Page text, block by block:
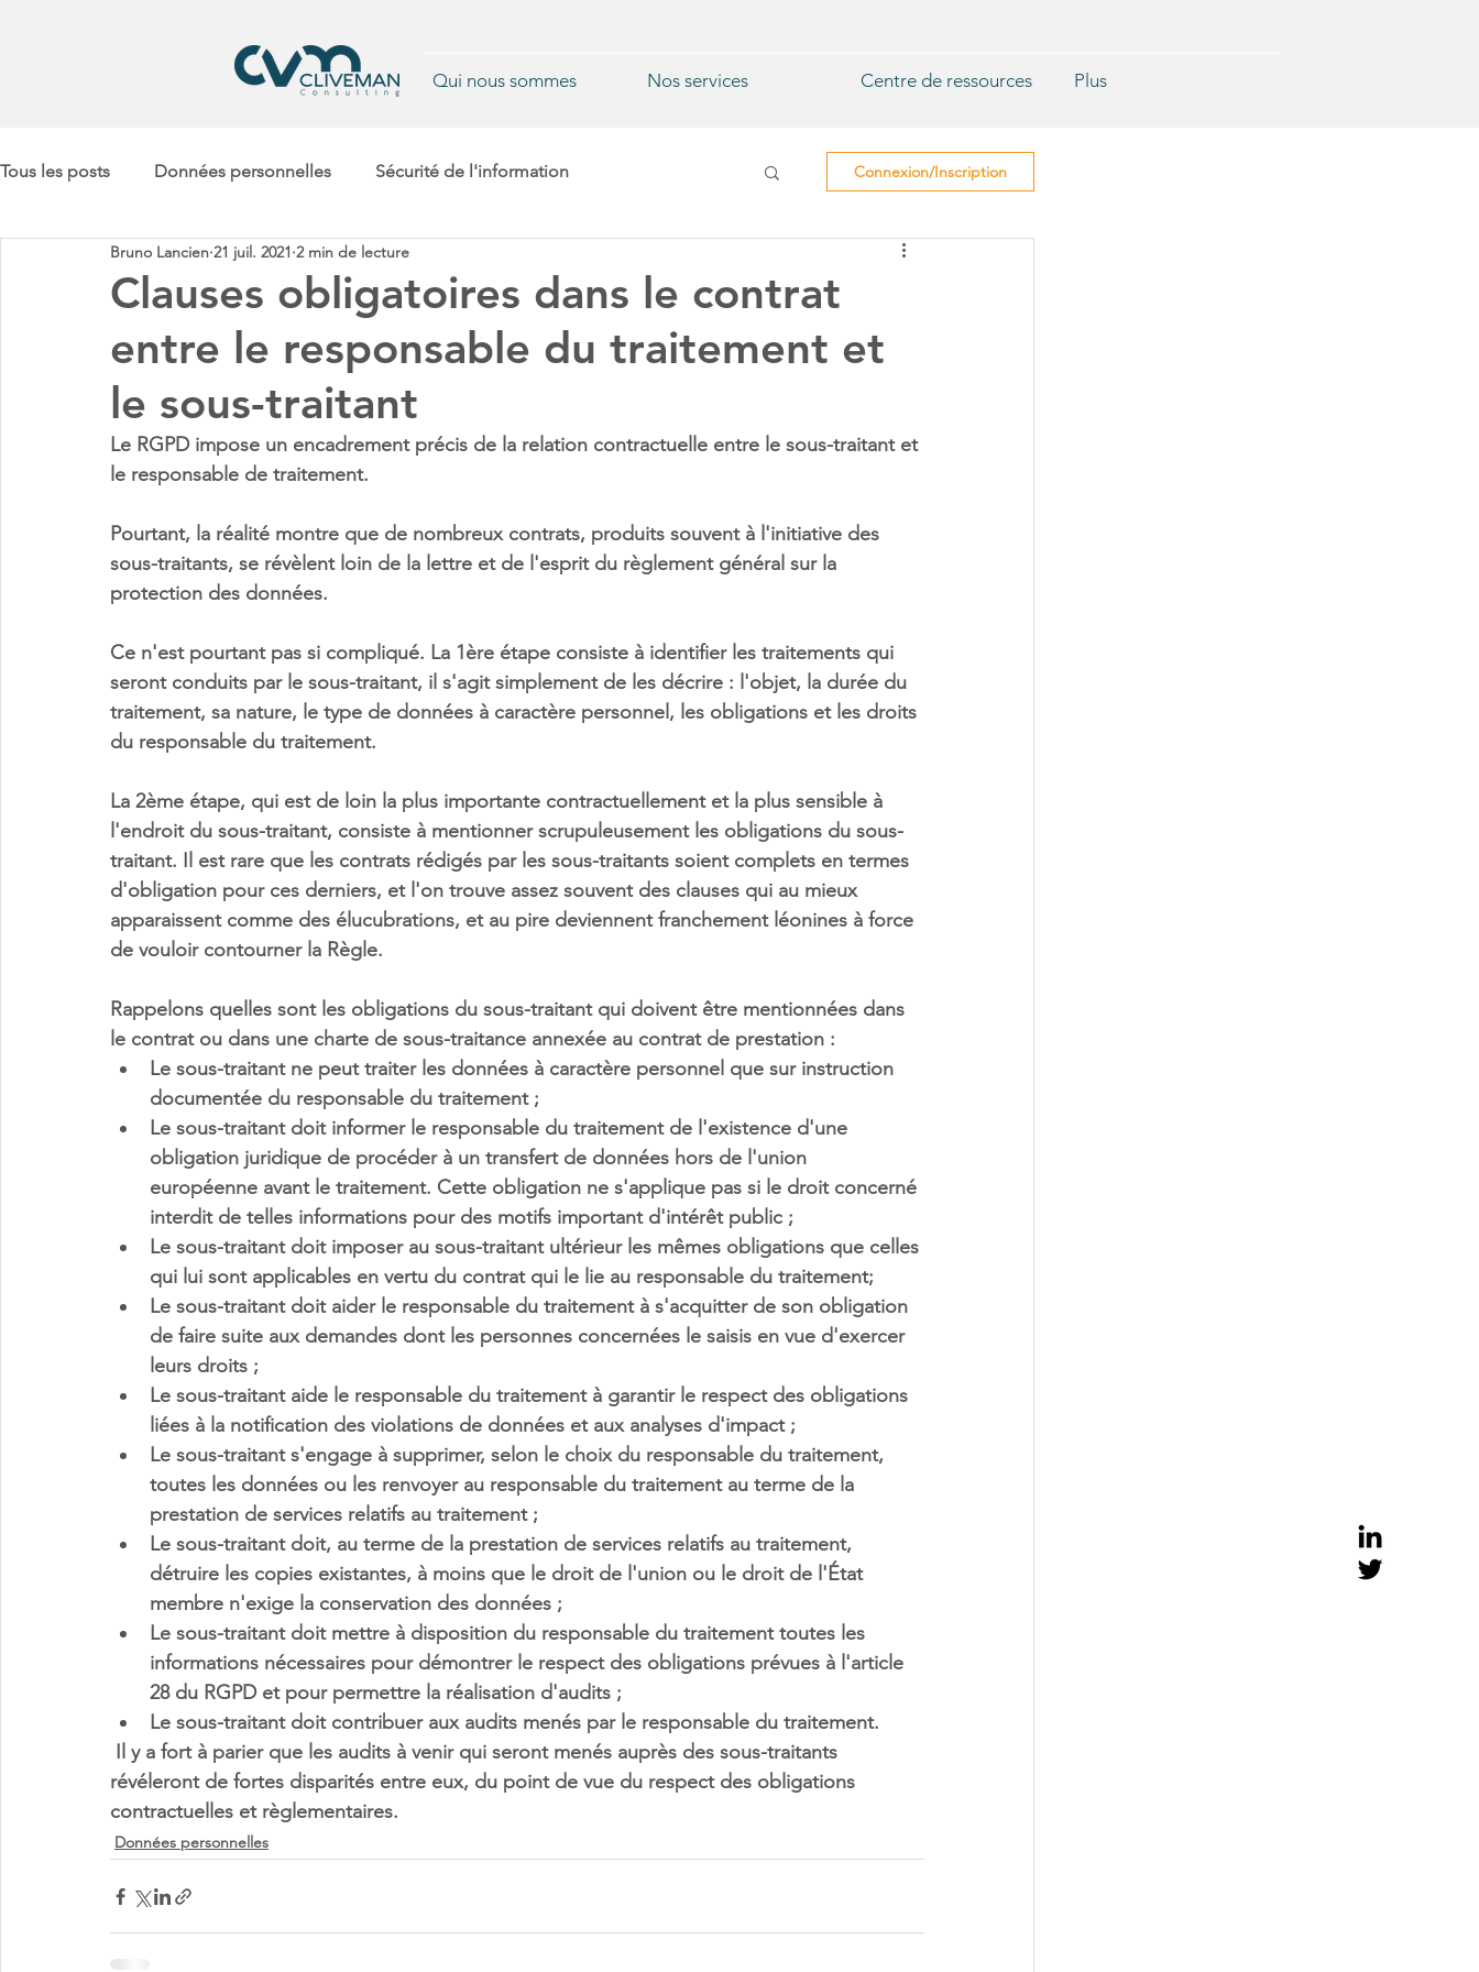
Qui nous sommes Nos services Centre de ressources Plus
Retour
Tous les posts Données personnelles Sécurité de l'information
Gestion de projets complexes cyberharcèlement
Conformité
Connexion/Inscription
Clauses obligatoires dans le contrat
entre le responsable du traitement et
le sous-traitant
Bruno Lancien 21 juil. 2021 2 min de lecture
Le RGPD impose un encadrement précis de la relation contractuelle entre le sous-traitant et
le responsable de traitement.
Pourtant, la réalité montre que de nombreux contrats, produits souvent à l'initiative des
sous-traitants, se révèlent loin de la lettre et de l'esprit du règlement général sur la
protection des données.
Ce n'est pourtant pas si compliqué. La 1ère étape consiste à identifier les traitements qui
seront conduits par le sous-traitant, il s'agit simplement de les décrire : l'objet, la durée du
traitement, sa nature, le type de données à caractère personnel, les obligations et les droits
du responsable du traitement.
La 2ème étape, qui est de loin la plus importante contractuellement et la plus sensible à
l'endroit du sous-traitant, consiste à mentionner scrupuleusement les obligations du sous-
traitant. Il est rare que les contrats rédigés par les sous-traitants soient complets en termes
d'obligation pour ces derniers, et l'on trouve assez souvent des clauses qui au mieux
apparaissent comme des élucubrations, et au pire deviennent franchement léonines à force
de vouloir contourner la Règle.
Rappelons quelles sont les obligations du sous-traitant qui doivent être mentionnées dans
le contrat ou dans une charte de sous-traitance annexée au contrat de prestation :
Le sous-traitant ne peut traiter les données à caractère personnel que sur instruction
documentée du responsable du traitement ;
Le sous-traitant doit informer le responsable du traitement de l'existence d'une
obligation juridique de procéder à un transfert de données hors de l'union
européenne avant le traitement. Cette obligation ne s'applique pas si le droit concerné
interdit de telles informations pour des motifs important d'intérêt public ;
Le sous-traitant doit imposer au sous-traitant ultérieur les mêmes obligations que celles
qui lui sont applicables en vertu du contrat qui le lie au responsable du traitement;
Le sous-traitant doit aider le responsable du traitement à s'acquitter de son obligation
de faire suite aux demandes dont les personnes concernées le saisis en vue d'exercer
leurs droits ;
Le sous-traitant aide le responsable du traitement à garantir le respect des obligations
liées à la notification des violations de données et aux analyses d'impact ;
Le sous-traitant s'engage à supprimer, selon le choix du responsable du traitement,
toutes les données ou les renvoyer au responsable du traitement au terme de la
prestation de services relatifs au traitement ;
Le sous-traitant doit, au terme de la prestation de services relatifs au traitement,
détruire les copies existantes, à moins que le droit de l'union ou le droit de l'État
membre n'exige la conservation des données ;
Le sous-traitant doit mettre à disposition du responsable du traitement toutes les
informations nécessaires pour démontrer le respect des obligations prévues à l'article
28 du RGPD et pour permettre la réalisation d'audits ;
Le sous-traitant doit contribuer aux audits menés par le responsable du traitement.
révéleront de fortes disparités entre eux, du point de vue du respect des obligations
contractuelles et règlementaires.
Données personnelles